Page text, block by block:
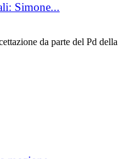
Simone...
da parte del Pd